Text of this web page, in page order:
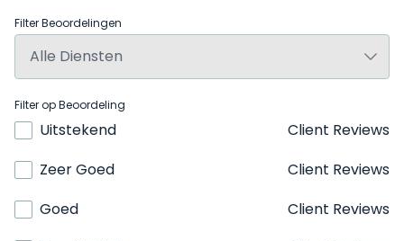
Filter Beoordelingen
Filter op Beoordeling
Uitstekend
Client Reviews
Zeer Goed
Client Reviews
Goed
Client Reviews